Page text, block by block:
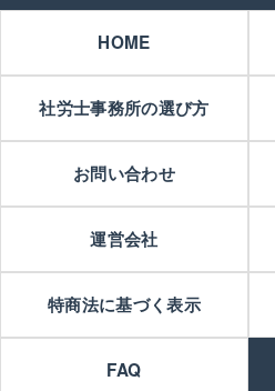
HOME
社労士事務所の選び方
お問い合わせ
運営会社
特商法に基づく表示
FAQ